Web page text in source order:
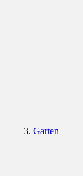
Garten